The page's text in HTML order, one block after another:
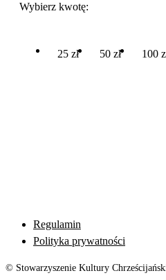
Wybierz kwotę:
25 zł 50 zł 100
Regulamin
Polityka prywatności
© Stowarzyszenie Kultury